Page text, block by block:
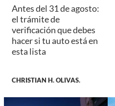
Antes del 31 de agosto:
el trámite de
verificación que debes
hacer si tu auto está en
esta lista
CHRISTIAN H. OLIVAS.